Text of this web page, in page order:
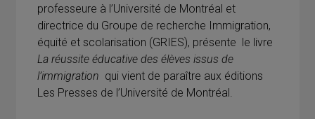
professeure à l’Université de Montréal et
directrice du Groupe de recherche Immigration,
équité et scolarisation (GRIES), présente le livre
La réussite éducative des élèves issus de
l’immigration qui vient de paraître aux éditions
Les Presses de l’Université de Montréal.